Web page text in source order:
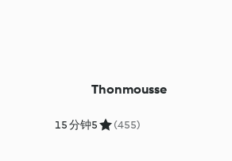
15 分钟
Thonmousse
5 (455)